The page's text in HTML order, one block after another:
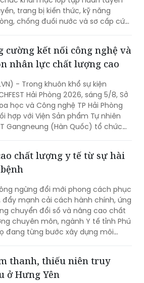
2 ngày (4 và 5/8), Đoàn phường
Trường – Đà Lạt (tỉnh Lâm Đồng)
trang bị kiến thức, kỹ năng
chống đuối nước và sơ cấp cứu
thanh thiếu nhi năm 2026.
cường kết nối công nghệ và
nhân lực chất lượng cao
- Trong khuôn khổ sự kiện
Hải Phòng 2026, sáng 5/8, Sở
hợp với Viện Sản phẩm Tự nhiên
Gangneung (Hàn Quốc) tổ chức
kết nối cung cầu công nghệ giữa
TP Hải Phòng.
chất lượng y tế từ sự hài
ngừng đổi mới phong cách phục
đẩy mạnh cải cách hành chính, ứng
chuyên môn, ngành Y tế tỉnh Phú
đang từng bước xây dựng môi
khám, chữa bệnh hiện đại,